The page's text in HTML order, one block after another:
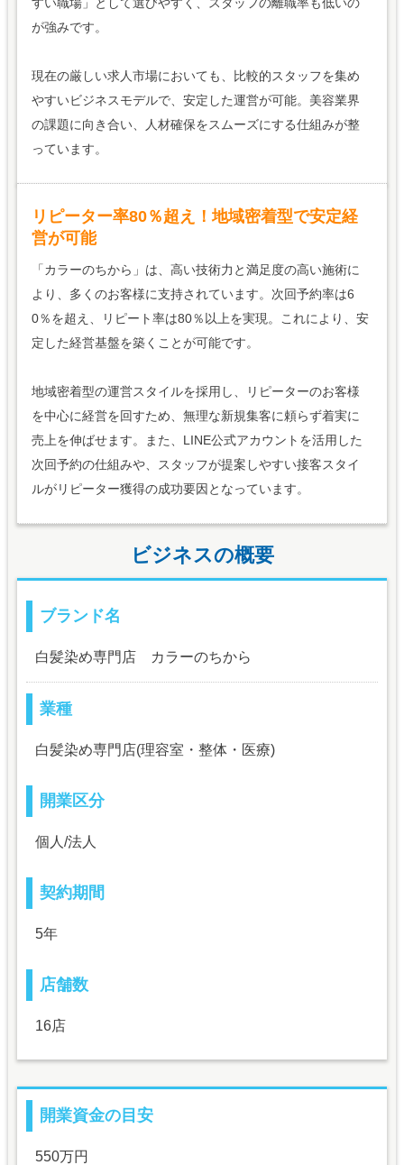
が強みです。
現在の厳しい求人市場においても、比較的スタッフを集め
やすいビジネスモデルで、安定した運営が可能。美容業界
の課題に向き合い、人材確保をスムーズにする仕組みが整
っています。
リピーター率80％超え！地域密着型で安定経
営が可能
「カラーのちから」は、高い技術力と満足度の高い施術に
より、多くのお客様に支持されています。次回予約率は6
0％を超え、リピート率は80％以上を実現。これにより、安
定した経営基盤を築くことが可能です。
地域密着型の運営スタイルを採用し、リピーターのお客様
を中心に経営を回すため、無理な新規集客に頼らず着実に
売上を伸ばせます。また、LINE公式アカウントを活用した
次回予約の仕組みや、スタッフが提案しやすい接客スタイ
ルがリピーター獲得の成功要因となっています。
ビジネスの概要
ブランド名
白髪染め専門店 カラーのちから
業種
白髪染め専門店(理容室・整体・医療)
開業区分
個人/法人
契約期間
5年
店舗数
16店
開業資金の目安
550万円